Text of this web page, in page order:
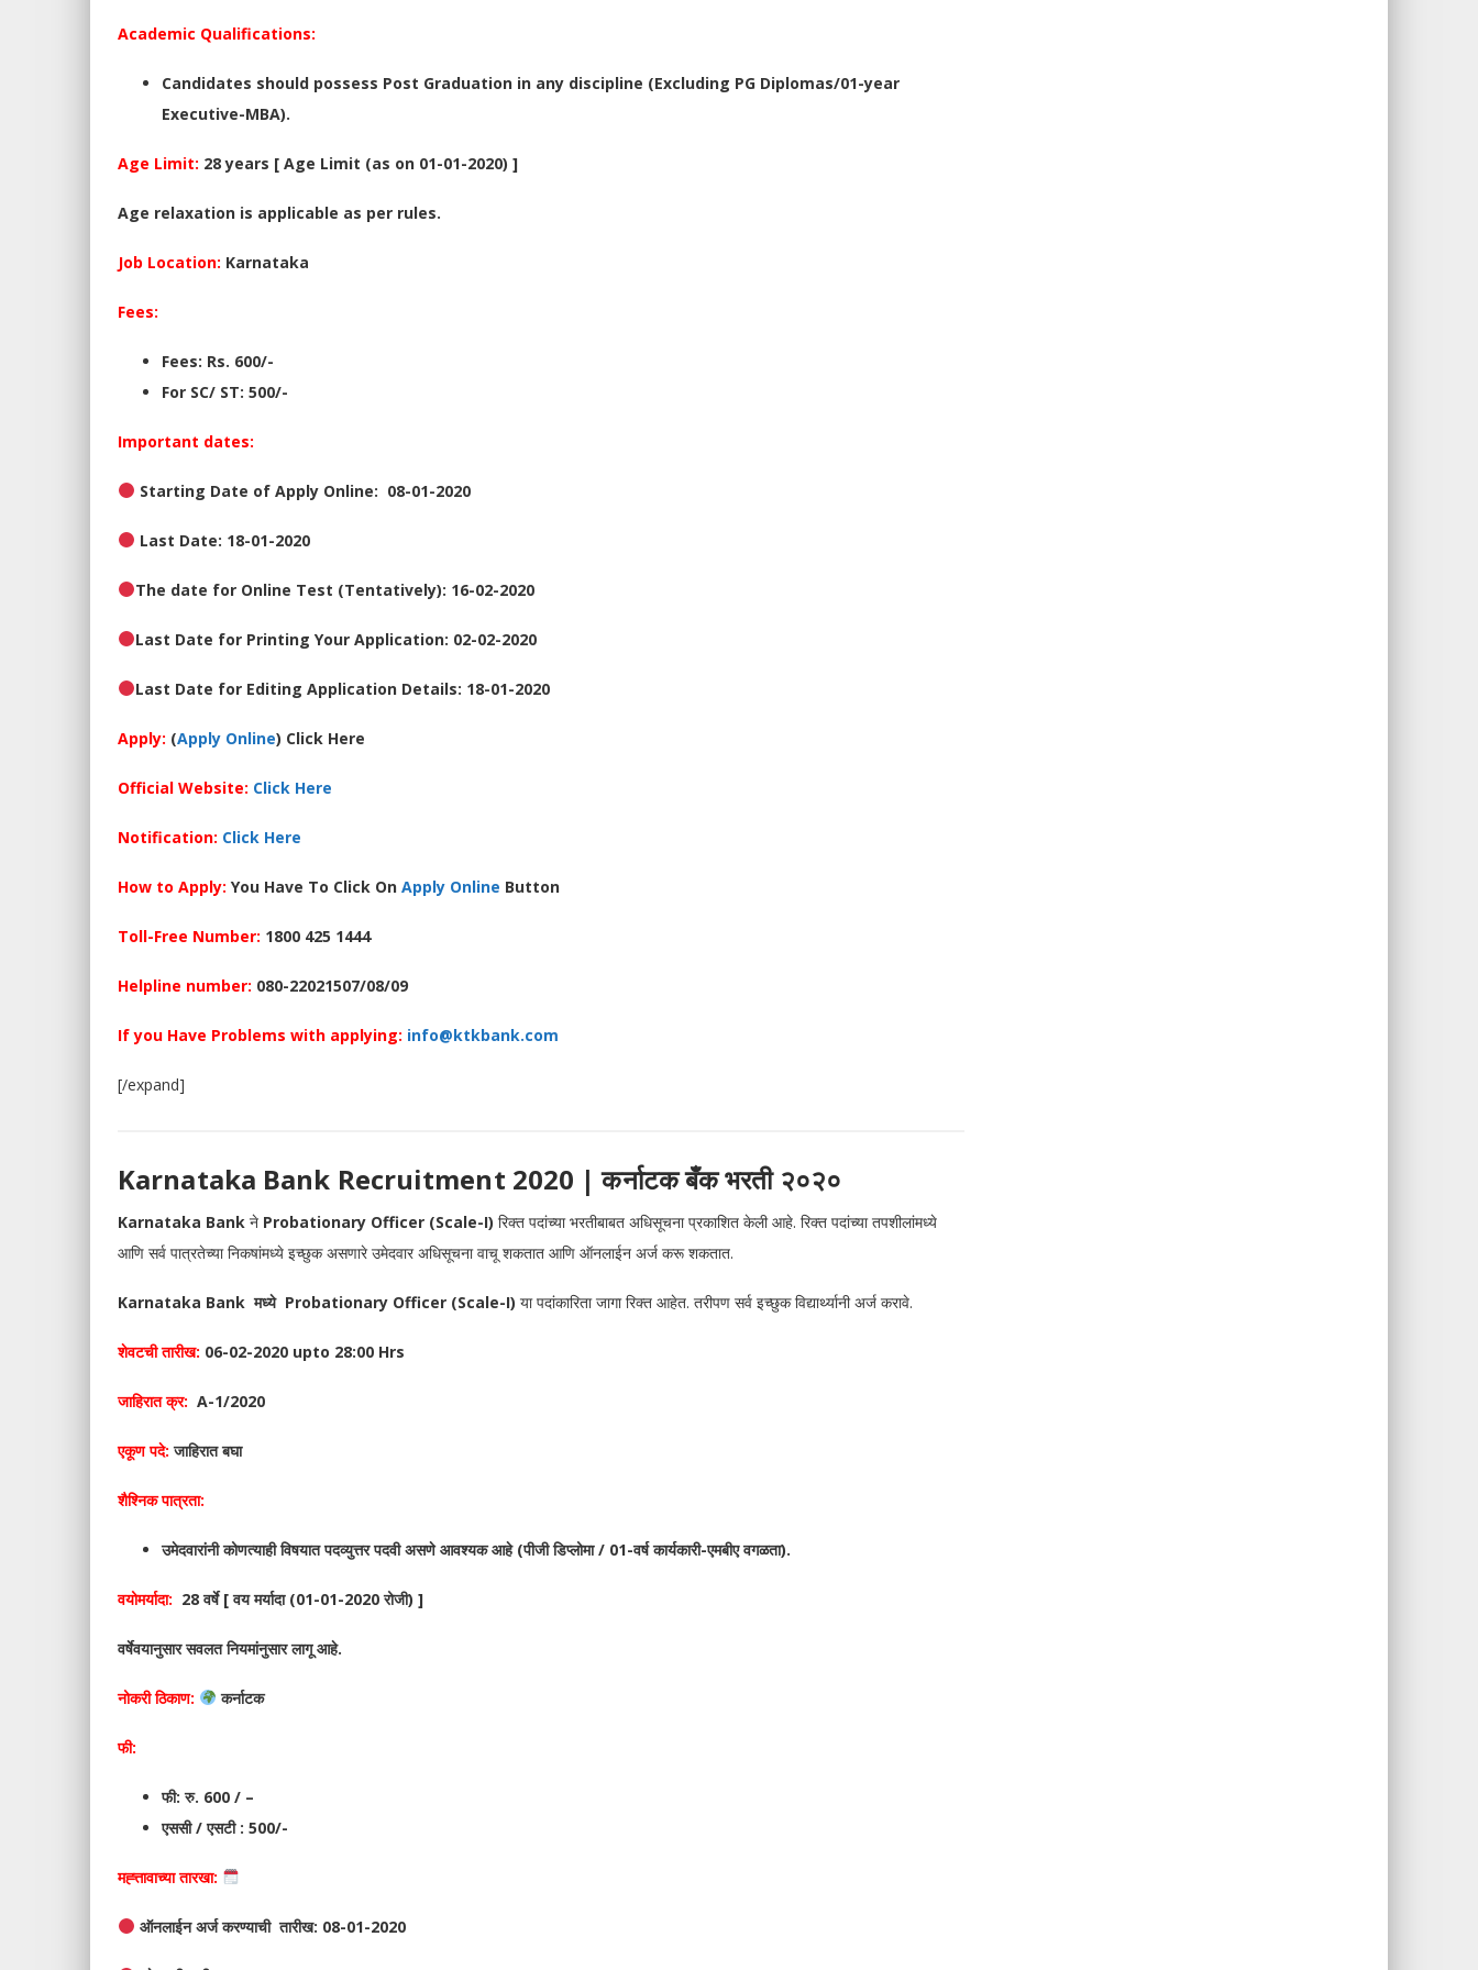
Academic Qualifications:
Candidates should possess Post Graduation in any discipline (Excluding PG Diplomas/01-year
Executive-MBA).
Age Limit: 28 years [ Age Limit (as on 01-01-2020) ]
Age relaxation is applicable as per rules.
Job Location: Karnataka
Fees:
Fees: Rs. 600/-
For SC/ ST: 500/-
Important dates:
Starting Date of Apply Online: 08-01-2020
Last Date: 18-01-2020
The date for Online Test (Tentatively): 16-02-2020
Last Date for Printing Your Application: 02-02-2020
Last Date for Editing Application Details: 18-01-2020
Apply: (Apply Online) Click Here
Official Website: Click Here
Notification: Click Here
How to Apply: You Have To Click On Apply Online Button
Toll-Free Number: 1800 425 1444
Helpline number: 080-22021507/08/09
If you Have Problems with applying: info@ktkbank.com
[/expand]
Karnataka Bank Recruitment 2020 | कर्नाटक बँक भरती २०२०
Karnataka Bank ने Probationary Officer (Scale-I) रिक्त पदांच्या भरतीबाबत अधिसूचना प्रकाशित केली आहे. रिक्त पदांच्या तपशीलांमध्ये
आणि सर्व पात्रतेच्या निकषांमध्ये इच्छुक असणारे उमेदवार अधिसूचना वाचू शकतात आणि ऑनलाईन अर्ज करू शकतात.
Karnataka Bank मध्ये Probationary Officer (Scale-I) या पदांकारिता जागा रिक्त आहेत. तरीपण सर्व इच्छुक विद्यार्थ्यानी अर्ज करावे.
शेवटची तारीख: 06-02-2020 upto 28:00 Hrs
जाहिरात क्र: A-1/2020
एकूण पदे:जाहिरात बघा
शैश्निक पात्रता:
उमेदवारांनी कोणत्याही विषयात पदव्युत्तर पदवी असणे आवश्यक आहे (पीजी डिप्लोमा / 01-वर्ष कार्यकारी-एमबीए वगळता).
वयोमर्यादा: 28 वर्षे [ वय मर्यादा (01-01-2020 रोजी) ]
वर्षेवयानुसार सवलत नियमांनुसार लागू आहे.
नोकरी ठिकाण: कर्नाटक
फी:
फी: रु. 600 / –
एससी / एसटी : 500/-
मह्त्तावाच्या तारखा:
ऑनलाईन अर्ज करण्याची तारीख: 08-01-2020